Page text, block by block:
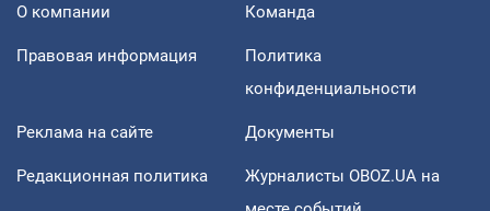
О компании Команда
Правовая информация
Политика
конфиденциальности
Реклама на сайте Документы
Редакционная политика
Журналисты OBOZ.UA на